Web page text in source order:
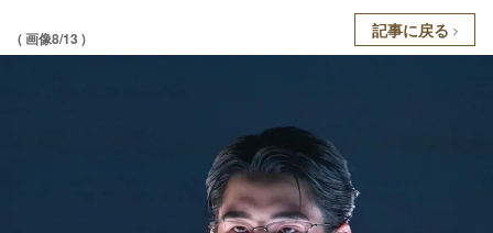
( 画像8/13 ) 記事に戻る